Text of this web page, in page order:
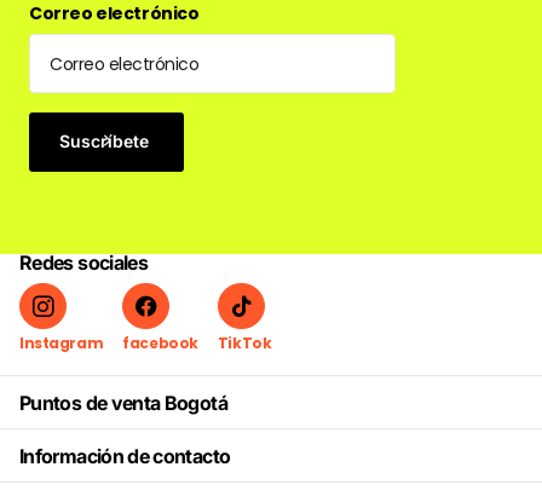
Correo electrónico
Suscríbete
Redes sociales
Instagram facebook TikTok
Puntos de venta Bogotá
Información de contacto